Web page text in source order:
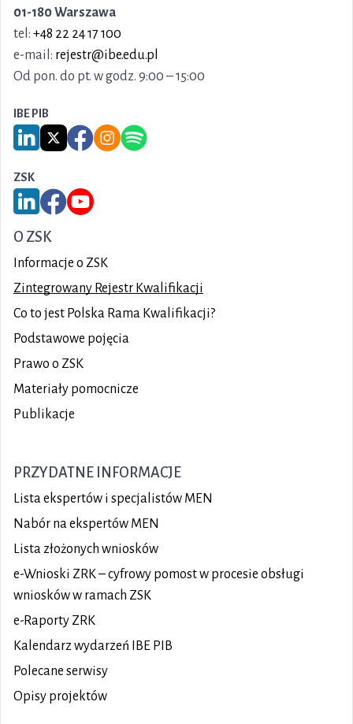
01-180 Warszawa
tel: +48 22 24 17 100
e-mail: rejestr@ibe.edu.pl
Od pon. do pt. w godz. 9:00 – 15:00
IBE PIB
Link do serwisu LinkedIn IBE PIB
Link do serwisu X IBE PIB
Link do Facebook IBE PIB
Link do Instagram IBE PIB
Link do Spotify IBE PIB
ZSK
Link do serwisu LinkedIn ZSK
Link do Facebook ZSK
Link do YouTube ZSK
O ZSK
Informacje o ZSK
Zintegrowany Rejestr Kwalifikacji
Co to jest Polska Rama Kwalifikacji?
Podstawowe pojęcia
Prawo o ZSK
Materiały pomocnicze
Publikacje
PRZYDATNE INFORMACJE
Lista ekspertów i specjalistów MEN
Nabór na ekspertów MEN
Lista złożonych wniosków
e-Wnioski ZRK – cyfrowy pomost w procesie obsługi
wniosków w ramach ZSK
e-Raporty ZRK
Kalendarz wydarzeń IBE PIB
Polecane serwisy
Opisy projektów